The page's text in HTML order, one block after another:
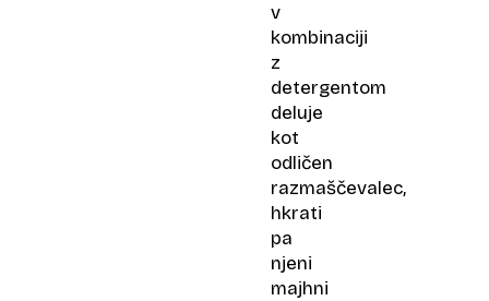
v
kombinaciji
z
detergentom
deluje
kot
odličen
razmaščevalec,
hkrati
pa
njeni
majhni